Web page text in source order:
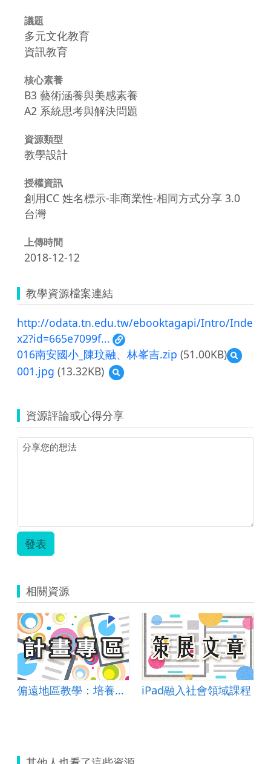
議題
多元文化教育
資訊教育
核心素養
B3 藝術涵養與美感素養
A2 系統思考與解決問題
資源類型
教學設計
授權資訊
創用CC 姓名標示-非商業性-相同方式分享 3.0
台灣
上傳時間
2018-12-12
教學資源檔案連結
http://odata.tn.edu.tw/ebooktagapi/Intro/Inde
x2?id=665e7099f...
016南安國小_陳玟融、林峯吉.zip (51.00KB)
預
覽
_
001.jpg (13.32KB)
預
覽
資源評論或心得分享
發表
相關資源
偏遠地區教學：培養道德實踐與公民意識素養 iPad融入社會領域課程